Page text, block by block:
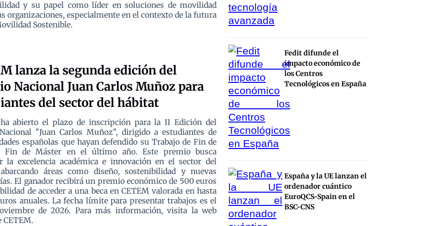
y su papel como líder en soluciones de movilidad
organizaciones, especialmente en el contexto de la futura
Sostenible.
lanza la segunda edición del
Nacional Juan Carlos Muñoz para
del sector del hábitat
ha abierto el plazo de inscripción para la II Edición del
"Juan Carlos Muñoz", dirigido a estudiantes de
españolas que hayan defendido su Trabajo de Fin de
Fin de Máster en el último año. Este premio busca
la excelencia académica e innovación en el sector del
áreas como diseño, sostenibilidad y nuevas
El ganador recibirá un premio económico de 500 euros
de acceder a una beca en CETEM valorada en hasta
anuales. La fecha límite para presentar trabajos es el
de 2026. Para más información, visita la web
CETEM.
Fedit difunde el
impacto económico de
los Centros
Tecnológicos en España
España y la UE lanzan el
ordenador cuántico
EuroQCS-Spain en el
BSC-CNS